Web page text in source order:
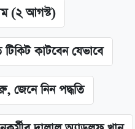
(২ আগস্ট)
কাটবেন যেভাবে
জেনে নিন পদ্ধতি